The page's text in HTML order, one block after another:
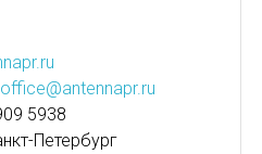
office@antennapr.ru
5938
Петербург